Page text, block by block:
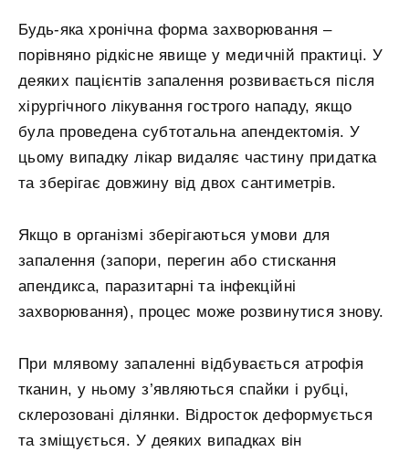
Будь-яка хронічна форма захворювання –
порівняно рідкісне явище у медичній практиці. У
деяких пацієнтів запалення розвивається після
хірургічного лікування гострого нападу, якщо
була проведена субтотальна апендектомія. У
цьому випадку лікар видаляє частину придатка
та зберігає довжину від двох сантиметрів.
Якщо в організмі зберігаються умови для
запалення (запори, перегин або стискання
апендикса, паразитарні та інфекційні
захворювання), процес може розвинутися знову.
При млявому запаленні відбувається атрофія
тканин, у ньому з’являються спайки і рубці,
склерозовані ділянки. Відросток деформується
та зміщується. У деяких випадках він